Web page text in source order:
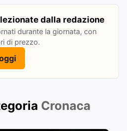
dalla redazione
durante la giornata, con
di prezzo.
Cronaca